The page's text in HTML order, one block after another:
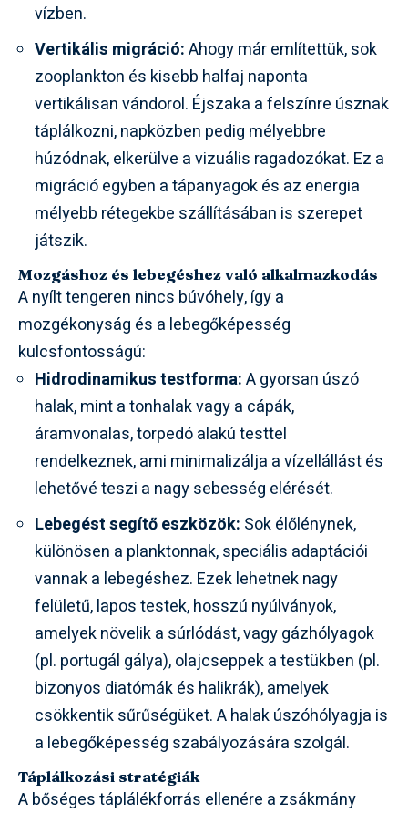
vízben.
Vertikális migráció:Ahogy már említettük, sok
zooplankton és kisebb halfaj naponta
vertikálisan vándorol. Éjszaka a felszínre úsznak
táplálkozni, napközben pedig mélyebbre
húzódnak, elkerülve a vizuális ragadozókat. Ez a
migráció egyben a tápanyagok és az energia
mélyebb rétegekbe szállításában is szerepet
játszik.
Mozgáshoz és lebegéshez való alkalmazkodás
A nyílt tengeren nincs búvóhely, így a
mozgékonyság és a lebegőképesség
kulcsfontosságú:
Hidrodinamikus testforma:A gyorsan úszó
halak, mint a tonhalak vagy a cápák,
áramvonalas, torpedó alakú testtel
rendelkeznek, ami minimalizálja a vízellállást és
lehetővé teszi a nagy sebesség elérését.
Lebegést segítő eszközök: Sok élőlénynek,
különösen a planktonnak, speciális adaptációi
vannak a lebegéshez. Ezek lehetnek nagy
felületű, lapos testek, hosszú nyúlványok,
amelyek növelik a súrlódást, vagy gázhólyagok
(pl. portugál gálya), olajcseppek a testükben (pl.
bizonyos diatómák és halikrák), amelyek
csökkentik sűrűségüket. A halak úszóhólyagja is
a lebegőképesség szabályozására szolgál.
Táplálkozási stratégiák
A bőséges táplálékforrás ellenére a zsákmány